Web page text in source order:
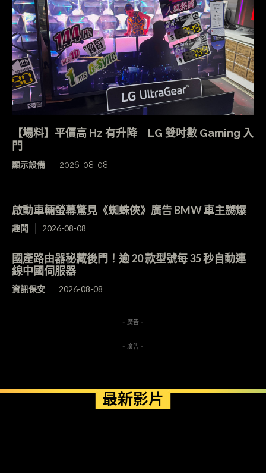
【場料】平價高 Hz 有升降 LG 雙吋數 Gaming 入
門
顯示設備 2026-08-08
啟動車輛螢幕驚見《蜘蛛俠》廣告 BMW 車主嬲爆
趣聞 2026-08-08
國產路由器秘藏後門！逾 20 款型號每 35 秒自動連
線中國伺服器
資訊保安 2026-08-08
- 廣告 -
- 廣告 -
最新影片